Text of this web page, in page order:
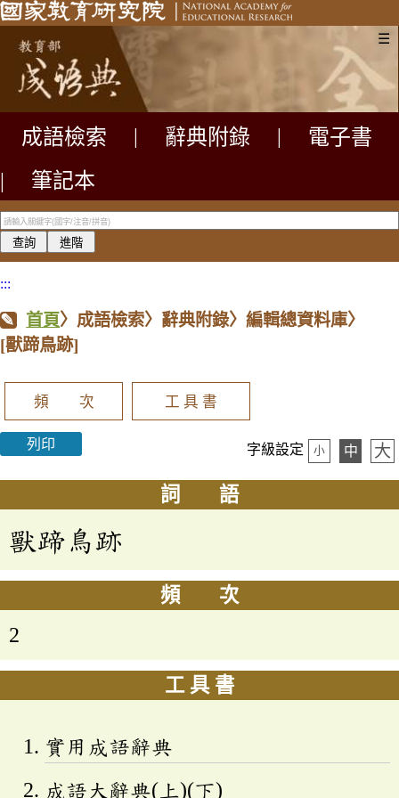
☰
成語檢索 辭典附錄
電子書
|
筆記本
:::
首頁〉成語檢索〉辭典附錄〉編輯總資料庫〉
[獸蹄鳥跡]
頻 次 工 具 書
列印 字級設定 小 中 大
詞 語
獸蹄鳥跡
頻 次
2
工 具 書
實用成語辭典
成語大辭典(上)(下)